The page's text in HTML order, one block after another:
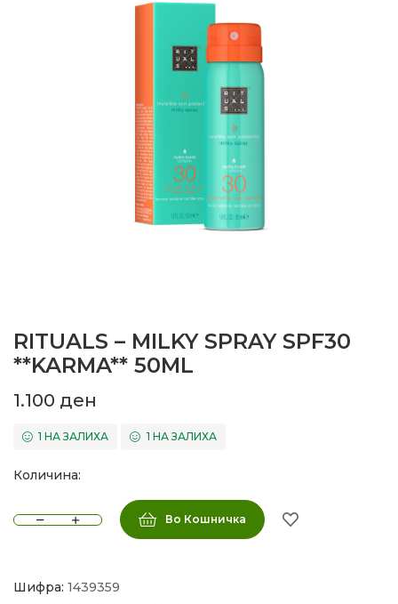
RITUALS – MILKY SPRAY SPF30
**KARMA** 50ML
1.100 ден
1 НА ЗАЛИХА 1 НА ЗАЛИХА
Количина:
Во Кошничка
Шифра: 1439359